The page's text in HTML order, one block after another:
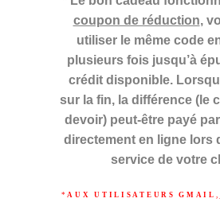
coupon de réduction,
utiliser le même code
plusieurs fois jusqu’à
crédit disponible.
sur la fin, la différence (le
devoir) peut-être payé
directement en ligne lors
service de votre
*AUX UTILISATEURS GMAIL ,